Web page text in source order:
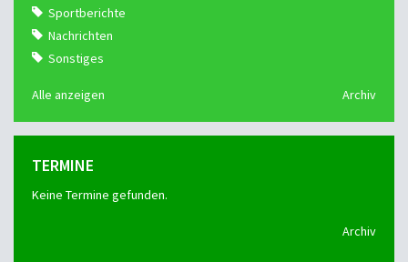
Sportberichte
Nachrichten
Sonstiges
Alle anzeigen Archiv
TERMINE
Keine Termine gefunden.
Archiv